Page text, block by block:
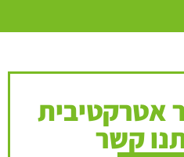
אטרקטיבית
קשר